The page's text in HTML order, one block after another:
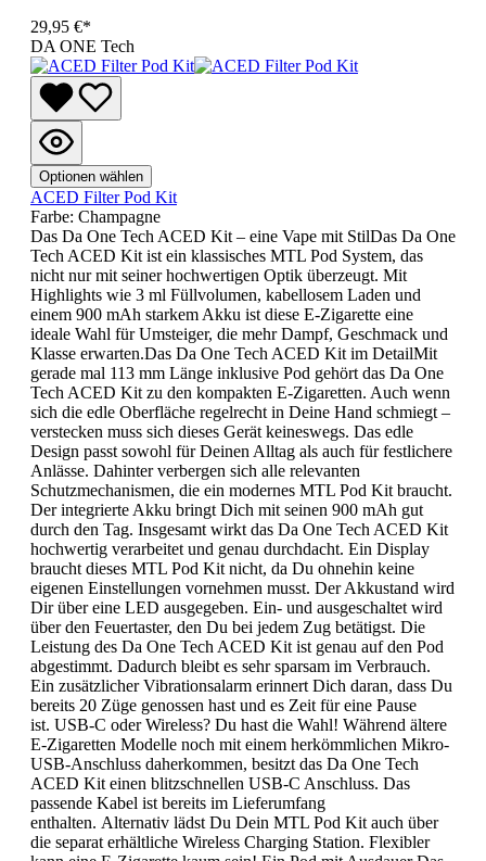
29,95 €*
DA ONE Tech
Optionen wählen
ACED Filter Pod Kit
Farbe: Champagne
Das Da One Tech ACED Kit – eine Vape mit StilDas Da One
Tech ACED Kit ist ein klassisches MTL Pod System, das
nicht nur mit seiner hochwertigen Optik überzeugt. Mit
Highlights wie 3 ml Füllvolumen, kabellosem Laden und
einem 900 mAh starkem Akku ist diese E-Zigarette eine
ideale Wahl für Umsteiger, die mehr Dampf, Geschmack und
Klasse erwarten.Das Da One Tech ACED Kit im DetailMit
gerade mal 113 mm Länge inklusive Pod gehört das Da One
Tech ACED Kit zu den kompakten E-Zigaretten. Auch wenn
sich die edle Oberfläche regelrecht in Deine Hand schmiegt –
verstecken muss sich dieses Gerät keineswegs. Das edle
Design passt sowohl für Deinen Alltag als auch für festlichere
Anlässe. Dahinter verbergen sich alle relevanten
Schutzmechanismen, die ein modernes MTL Pod Kit braucht.
Der integrierte Akku bringt Dich mit seinen 900 mAh gut
durch den Tag. Insgesamt wirkt das Da One Tech ACED Kit
hochwertig verarbeitet und genau durchdacht. Ein Display
braucht dieses MTL Pod Kit nicht, da Du ohnehin keine
eigenen Einstellungen vornehmen musst. Der Akkustand wird
Dir über eine LED ausgegeben. Ein- und ausgeschaltet wird
über den Feuertaster, den Du bei jedem Zug betätigst. Die
Leistung des Da One Tech ACED Kit ist genau auf den Pod
abgestimmt. Dadurch bleibt es sehr sparsam im Verbrauch.
Ein zusätzlicher Vibrationsalarm erinnert Dich daran, dass Du
bereits 20 Züge genossen hast und es Zeit für eine Pause
ist. USB-C oder Wireless? Du hast die Wahl! Während ältere
E-Zigaretten Modelle noch mit einem herkömmlichen Mikro-
USB-Anschluss daherkommen, besitzt das Da One Tech
ACED Kit einen blitzschnellen USB-C Anschluss. Das
passende Kabel ist bereits im Lieferumfang
enthalten. Alternativ lädst Du Dein MTL Pod Kit auch über
die separat erhältliche Wireless Charging Station. Flexibler